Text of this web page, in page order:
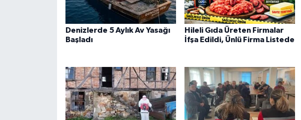
Denizlerde 5 Aylık Av Yasağı
Başladı
Hileli Gıda Üreten Firmalar
İfşa Edildi, Ünlü Firma Listede